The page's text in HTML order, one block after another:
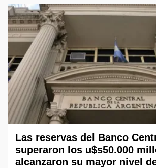
Las reservas del Banco
superaron los u$s50.000
alcanzaron su mayor nivel